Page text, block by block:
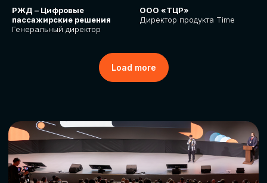
РЖД – Цифровые
пассажирские решения
Генеральный директор
ООО «ТЦР»
Директор продукта Time
Load more